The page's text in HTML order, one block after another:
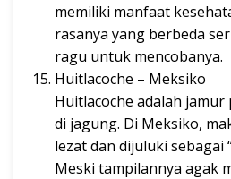
memiliki manfaat
rasanya yang berbeda
ragu untuk mencobanya.
Huitlacoche – Meksiko
Huitlacoche adalah
di jagung. Di Meksiko,
lezat dan dijuluki sebagai
Meski tampilannya agak